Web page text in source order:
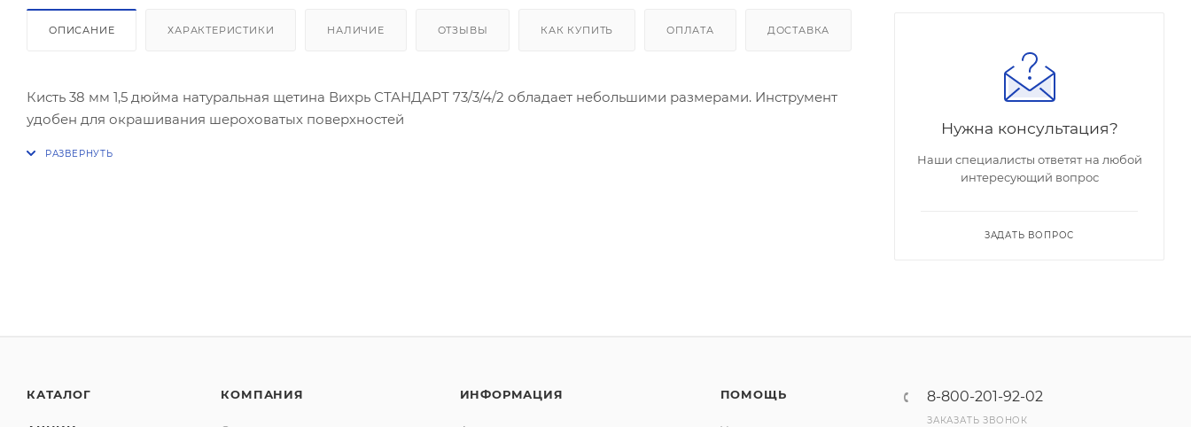
ОПИСАНИЕ ХАРАКТЕРИСТИКИ НАЛИЧИЕ ОТЗЫВЫ КАК КУПИТЬ ОПЛАТА ДОСТАВКА
Кисть 38 мм 1,5 дюйма натуральная щетина Вихрь СТАНДАРТ 73/3/4/2 обладает небольшими размерами. Инструмент
удобен для окрашивания шероховатых поверхностей
Нужна консультация?
Наши специалисты ответят на любой
интересующий вопрос
ЗАДАТЬ ВОПРОС
КАТАЛОГ КОМПАНИЯ ИНФОРМАЦИЯ ПОМОЩЬ 8-800-201-92-02
ЗАКАЗАТЬ ЗВОНОК